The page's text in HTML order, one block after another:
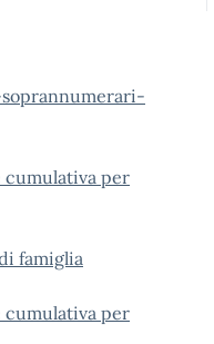
cumulativa per
famiglia
cumulativa per